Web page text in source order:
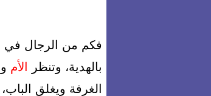
فكم من الرجال في
بالهدية، وتنظر
الأم
الغرفة ويغلق